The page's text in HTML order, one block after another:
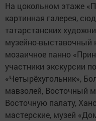
На цокольном этаже
картинная галерея,
татарстанских
музейно-выставочный
мозаичное панно
участники экскурсии
«Четырёхугольник»,
мавзолей, Восточный
Восточную палату,
мастерские, музей